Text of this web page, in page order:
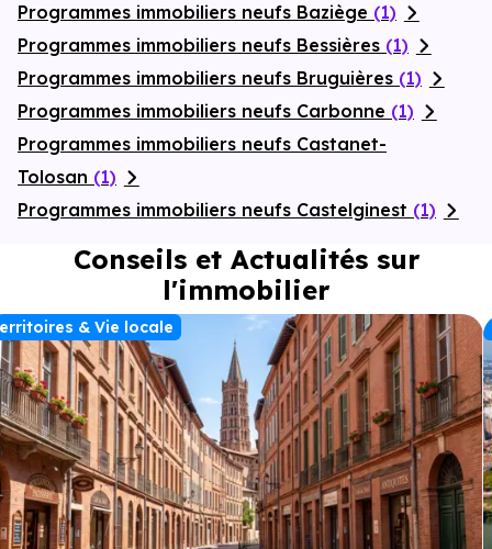
Programmes immobiliers neufs Baziège (1)
Programmes immobiliers neufs Bessières (1)
Programmes immobiliers neufs Bruguières (1)
Programmes immobiliers neufs Carbonne (1)
Programmes immobiliers neufs Castanet-
Tolosan (1)
Programmes immobiliers neufs Castelginest (1)
Conseils et Actualités sur
l'immobilier
& Vie locale